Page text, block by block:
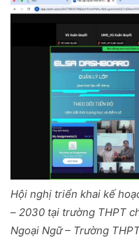
Hội nghị triển khai kế
– 2030 tại trường THPT
Ngoại Ngữ – Trường